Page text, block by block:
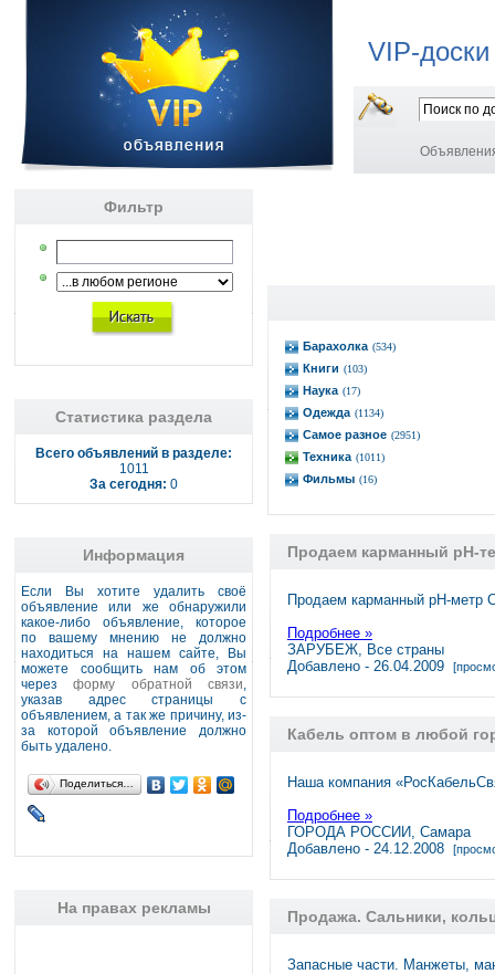
VIP-
Фильтр
Статистика раздела
Всего объявлений в разделе:
1011
За сегодня: 0
Информация
Если Вы хотите удалить своё
объявление или же обнаружили
какое-либо объявление, которое
по вашему мнению не должно
находиться на нашем сайте, Вы
можете сообщить нам об этом
черезформу обратной связи,
указав адрес страницы с
объявлением, а так же причину, из-
за которой объявление должно
быть удалено.
Поделиться…
На правах рекламы
Барахолка (534)
Книги (103)
Наука (17)
Одежда (1134)
Самое разное (2951)
Техника (1011)
Фильмы (16)
Продаем карманный pH-
Продаем карманный pH-метр
Подробнее »
ЗАРУБЕЖ, Все страны
Добавлено - 26.04.2009
Кабель оптом в любой
Наша компания
Подробнее »
ГОРОДА РОССИИ, Самара
Добавлено - 24.12.2008
Продажа. Сальники,
Запасные части. Манжеты,